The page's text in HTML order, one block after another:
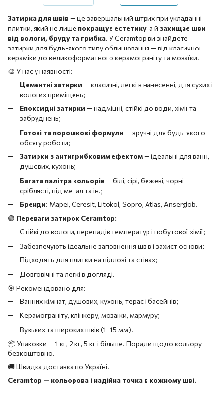
Затирка для швів — це завершальний штрих при укладанні
плитки, який не лише покращує естетику, а й захищає шви
від вологи, бруду та грибка. У Ceramtop ви знайдете
затирки для будь-якого типу облицювання — від класичної
кераміки до великоформатного керамограніту та мозаїки.
🎨 У нас у наявності:
Цементні затирки — класичні, легкі в нанесенні, для сухих і
вологих приміщень;
Епоксидні затирки — надміцні, стійкі до води, хімії та
забруднень;
Готові та порошкові формули — зручні для будь-якого
обсягу роботи;
Затирки з антигрибковим ефектом— ідеальні для ванн,
душових, кухонь;
Багата палітра кольорів — білі, сірі, бежеві, чорні,
сріблясті, під метал та ін.;
Бренди: Mapei, Ceresit, Litokol, Sopro, Atlas, Anserglob.
🟢 Переваги затирок Ceramtop:
Стійкі до вологи, перепадів температур і побутової хімії;
Забезпечують ідеальне заповнення швів і захист основи;
Підходять для плитки на підлозі та стінах;
Довговічні та легкі в догляді.
🎯 Рекомендовано для:
Ванних кімнат, душових, кухонь, терас і басейнів;
Керамограніту, клінкеру, мозаїки, мармуру;
Вузьких та широких швів (1–15 мм).
📦 Упаковки — 1 кг, 2 кг, 5 кг і більше. Поради щодо кольору —
безкоштовно.
🚚 Швидка доставка по Україні.
Ceramtop — кольорова і надійна точка в кожному шві.